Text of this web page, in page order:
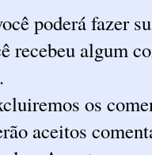
poderá fazer
recebeu algum
os
aceitos